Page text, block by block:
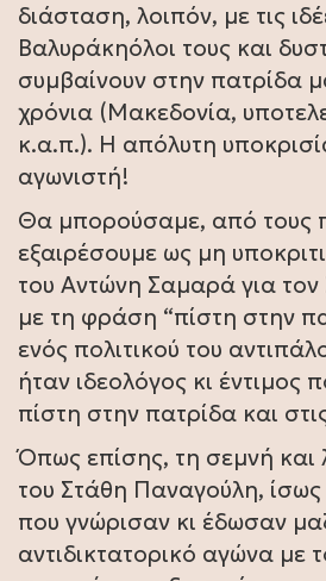
διάσταση, λοιπόν, με τις
Βαλυράκηόλοι τους και
συμβαίνουν στην πατρίδα
χρόνια (Μακεδονία,
κ.α.π.). Η απόλυτη
αγωνιστή!
Θα μπορούσαμε, από τους
εξαιρέσουμε ως μη
του Αντώνη Σαμαρά για
με τη φράση “πίστη στην
ενός πολιτικού του
ήταν ιδεολόγος κι έντιμος
πίστη στην πατρίδα και
Όπως επίσης, τη σεμνή και
του Στάθη Παναγούλη, ίσως
που γνώρισαν κι έδωσαν
αντιδικτατορικό αγώνα με